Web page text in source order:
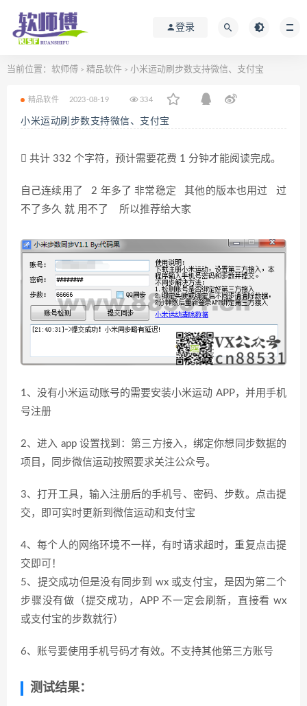
登录
当前位置： 软师傅 > 精品软件 > 小米运动刷步数支持微信、支付宝
精品软件 2023-08-19 334
小米运动刷步数支持微信、支付宝
共计 332 个字符，预计需要花费 1 分钟才能阅读完成。
自己连续用了 2 年多了 非常稳定 其他的版本也用过 过
不了多久 就 用不了 所以推荐给大家
1、没有小米运动账号的需要安装小米运动 APP，并用手机
号注册
2、进入 app 设置找到：第三方接入，绑定你想同步数据的
项目，同步微信运动按照要求关注公众号。
3、打开工具，输入注册后的手机号、密码、步数。点击提
交，即可实时更新到微信运动和支付宝
4、每个人的网络环境不一样，有时请求超时，重复点击提
交即可！
5、提交成功但是没有同步到 wx 或支付宝，是因为第二个
步骤没有做（提交成功，APP 不一定会刷新，直接看 wx
或支付宝的步数就行）
6、账号要使用手机号码才有效。不支持其他第三方账号
测试结果：